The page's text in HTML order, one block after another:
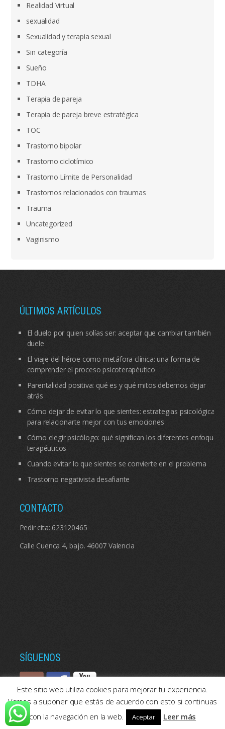
Realidad Virtual
sexualidad
Sexualidad y terapia sexual
Sin categoría
Sueño
TDHA
Terapia de pareja
Terapia de pareja breve estratégica
TOC
Trastorno bipolar
Trastorno ciclotímico
Trastorno Límite de Personalidad
Trastornos relacionados con traumas
Trauma
Uncategorized
Vaginismo
ÚLTIMOS ARTÍCULOS
El duelo por quien solías ser: aceptar que cambiar también
duele
El viaje del héroe como metáfora clínica: una forma de
comprender el proceso psicoterapéutico
Parentalidad positiva: qué es y qué mitos debemos dejar
atrás
Cómo dejar de evitar lo que sientes: estrategias psicológicas
para relacionarte mejor con tus emociones
Cómo elegir psicólogo: qué significan los diferentes enfoques
terapéuticos
Cuando evitar lo que sientes se convierte en el problema
Trastorno negativista desafiante
CONTACTO
Pedir cita: 623120465
Calle Cuenca 4, bajo. 46007 Valencia
SÍGUENOS
© 2026: Psicologos Valencia | Consulta de psicología en Valencia
Este sitio web utiliza cookies para mejorar tu experiencia.
Vamos a suponer que estás de acuerdo con esto si continuas
con la navegación en la web.
Aceptar Leer más